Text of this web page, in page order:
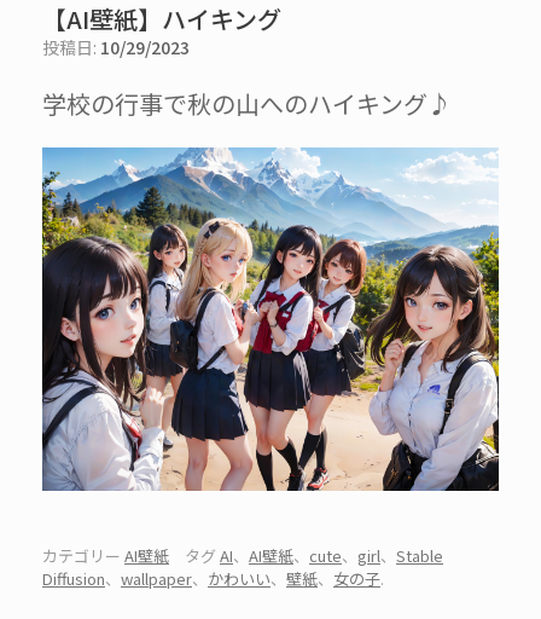
【AI壁紙】ハイキング
投稿日: 10/29/2023
学校の行事で秋の山へのハイキング♪
カテゴリー AI壁紙 タグ AI、 AI壁紙、 cute、 girl、 Stable
Diffusion、 wallpaper、 かわいい、 壁紙、 女の子.